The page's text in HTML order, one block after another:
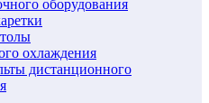
оборудования
охлаждения
дистанционного